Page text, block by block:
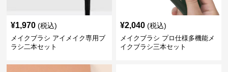
¥1,970 (税込)
メイクブラシ アイメイク専用ブ
ラシ二本セット
¥2,040 (税込)
メイクブラシ プロ仕様多機能メ
イクブラシ三本セット